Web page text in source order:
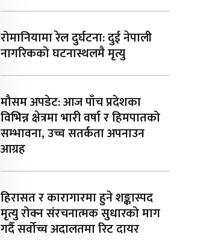
रोमानियामा रेल दुर्घटना: दुई नेपाली
नागरिकको घटनास्थलमै मृत्यु
मौसम अपडेट: आज पाँच प्रदेशका
विभिन्न क्षेत्रमा भारी वर्षा र हिमपातको
सम्भावना, उच्च सतर्कता अपनाउन
आग्रह
हिरासत र कारागारमा हुने शङ्कास्पद
मृत्यु रोक्न संरचनात्मक सुधारको माग
गर्दै सर्वोच्च अदालतमा रिट दायर